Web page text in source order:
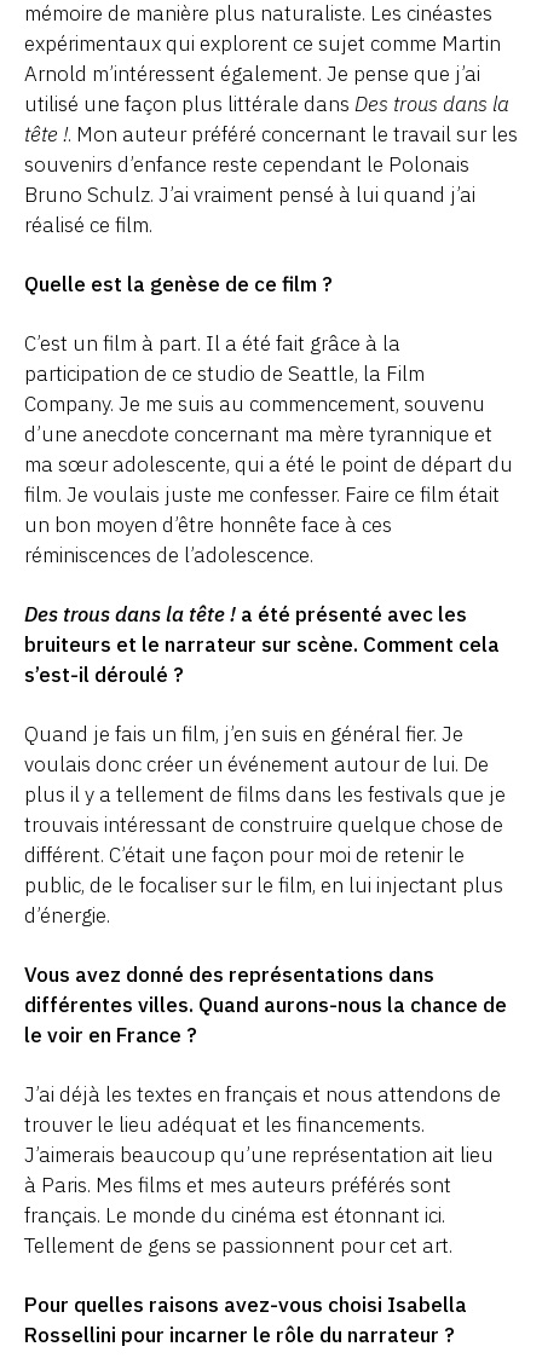
mémoire de manière plus naturaliste. Les cinéastes
expérimentaux qui explorent ce sujet comme Martin
Arnold m’intéressent également. Je pense que j’ai
utilisé une façon plus littérale dans Des trous dans la
tête !. Mon auteur préféré concernant le travail sur les
souvenirs d’enfance reste cependant le Polonais
Bruno Schulz. J’ai vraiment pensé à lui quand j’ai
réalisé ce film.
Quelle est la genèse de ce film ?
C’est un film à part. Il a été fait grâce à la
participation de ce studio de Seattle, la Film
Company. Je me suis au commencement, souvenu
d’une anecdote concernant ma mère tyrannique et
ma sœur adolescente, qui a été le point de départ du
film. Je voulais juste me confesser. Faire ce film était
un bon moyen d’être honnête face à ces
réminiscences de l’adolescence.
Des trous dans la tête ! a été présenté avec les
bruiteurs et le narrateur sur scène. Comment cela
s’est-il déroulé ?
Quand je fais un film, j’en suis en général fier. Je
voulais donc créer un événement autour de lui. De
plus il y a tellement de films dans les festivals que je
trouvais intéressant de construire quelque chose de
différent. C’était une façon pour moi de retenir le
public, de le focaliser sur le film, en lui injectant plus
d’énergie.
Vous avez donné des représentations dans
différentes villes. Quand aurons-nous la chance de
le voir en France ?
J’ai déjà les textes en français et nous attendons de
trouver le lieu adéquat et les financements.
J’aimerais beaucoup qu’une représentation ait lieu
à Paris. Mes films et mes auteurs préférés sont
français. Le monde du cinéma est étonnant ici.
Tellement de gens se passionnent pour cet art.
Pour quelles raisons avez-vous choisi Isabella
Rossellini pour incarner le rôle du narrateur ?